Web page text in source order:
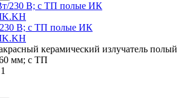
В; с ТП полые ИК
керамический излучатель полый
мм; с ТП